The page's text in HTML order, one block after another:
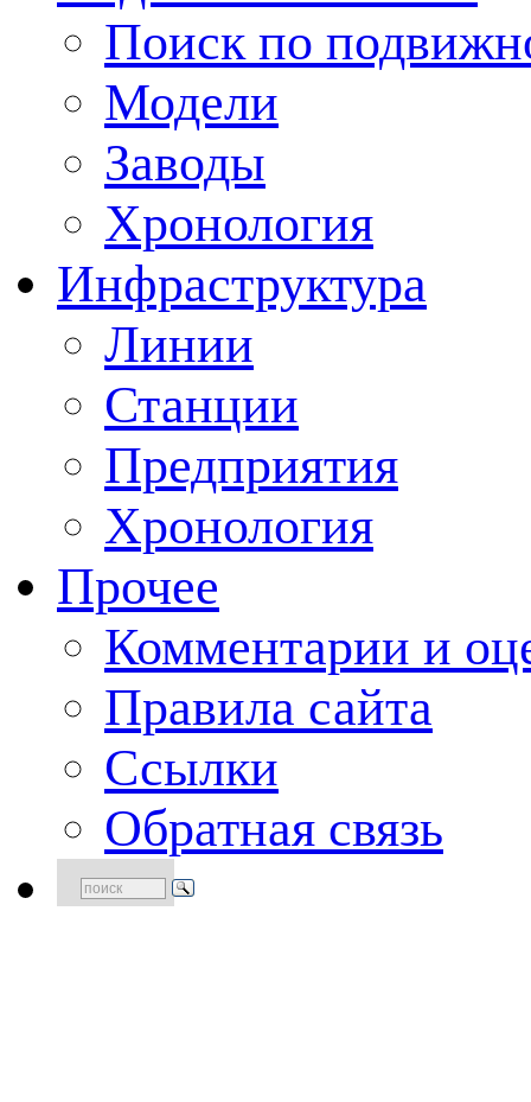
Поиск по
Модели
Заводы
Хронология
Инфраструктура
Линии
Станции
Предприятия
Хронология
Прочее
Комментарии и
Правила сайта
Ссылки
Обратная связь